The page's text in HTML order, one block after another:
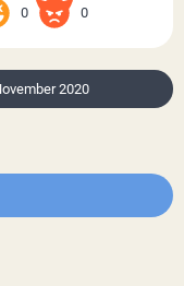
0 0
2020